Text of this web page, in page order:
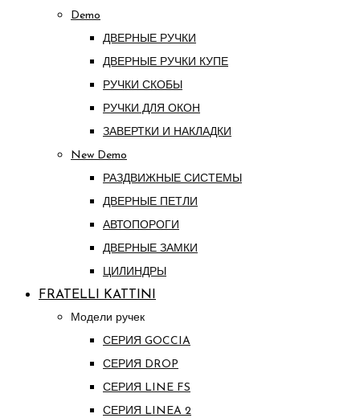
Demo
ДВЕРНЫЕ РУЧКИ
ДВЕРНЫЕ РУЧКИ КУПЕ
РУЧКИ СКОБЫ
РУЧКИ ДЛЯ ОКОН
ЗАВЕРТКИ И НАКЛАДКИ
New Demo
РАЗДВИЖНЫЕ СИСТЕМЫ
ДВЕРНЫЕ ПЕТЛИ
АВТОПОРОГИ
ДВЕРНЫЕ ЗАМКИ
ЦИЛИНДРЫ
FRATELLI KATTINI
Модели ручек
СЕРИЯ GOCCIA
СЕРИЯ DROP
СЕРИЯ LINE FS
СЕРИЯ LINEA 2